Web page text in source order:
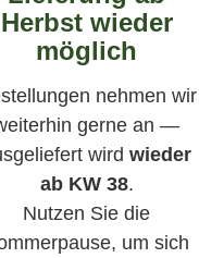
In den
schreiben und diskutieren...
Herbst wieder
möglich
nehmen wir
gerne an —
wirdwieder
ab KW 38.
Nutzen Sie die
um sich